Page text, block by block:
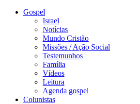
Gospel
Israel
Notícias
Mundo Cristão
Missões / Ação Social
Testemunhos
Família
Vídeos
Leitura
Agenda gospel
Colunistas